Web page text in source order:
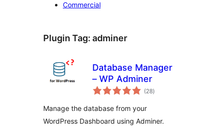
Commercial
Plugin Tag: adminer
Database Manager
– WP Adminer
(28total
ratings
)
Manage the database from your
WordPress Dashboard using Adminer.